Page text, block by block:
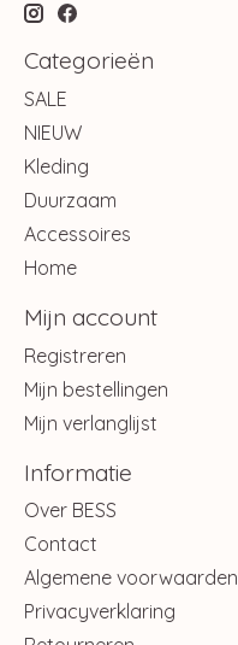
Categorieën
SALE
NIEUW
Kleding
Duurzaam
Accessoires
Home
Mijn account
Registreren
Mijn bestellingen
Mijn verlanglijst
Informatie
Over BESS
Contact
Algemene voorwaarden
Privacyverklaring